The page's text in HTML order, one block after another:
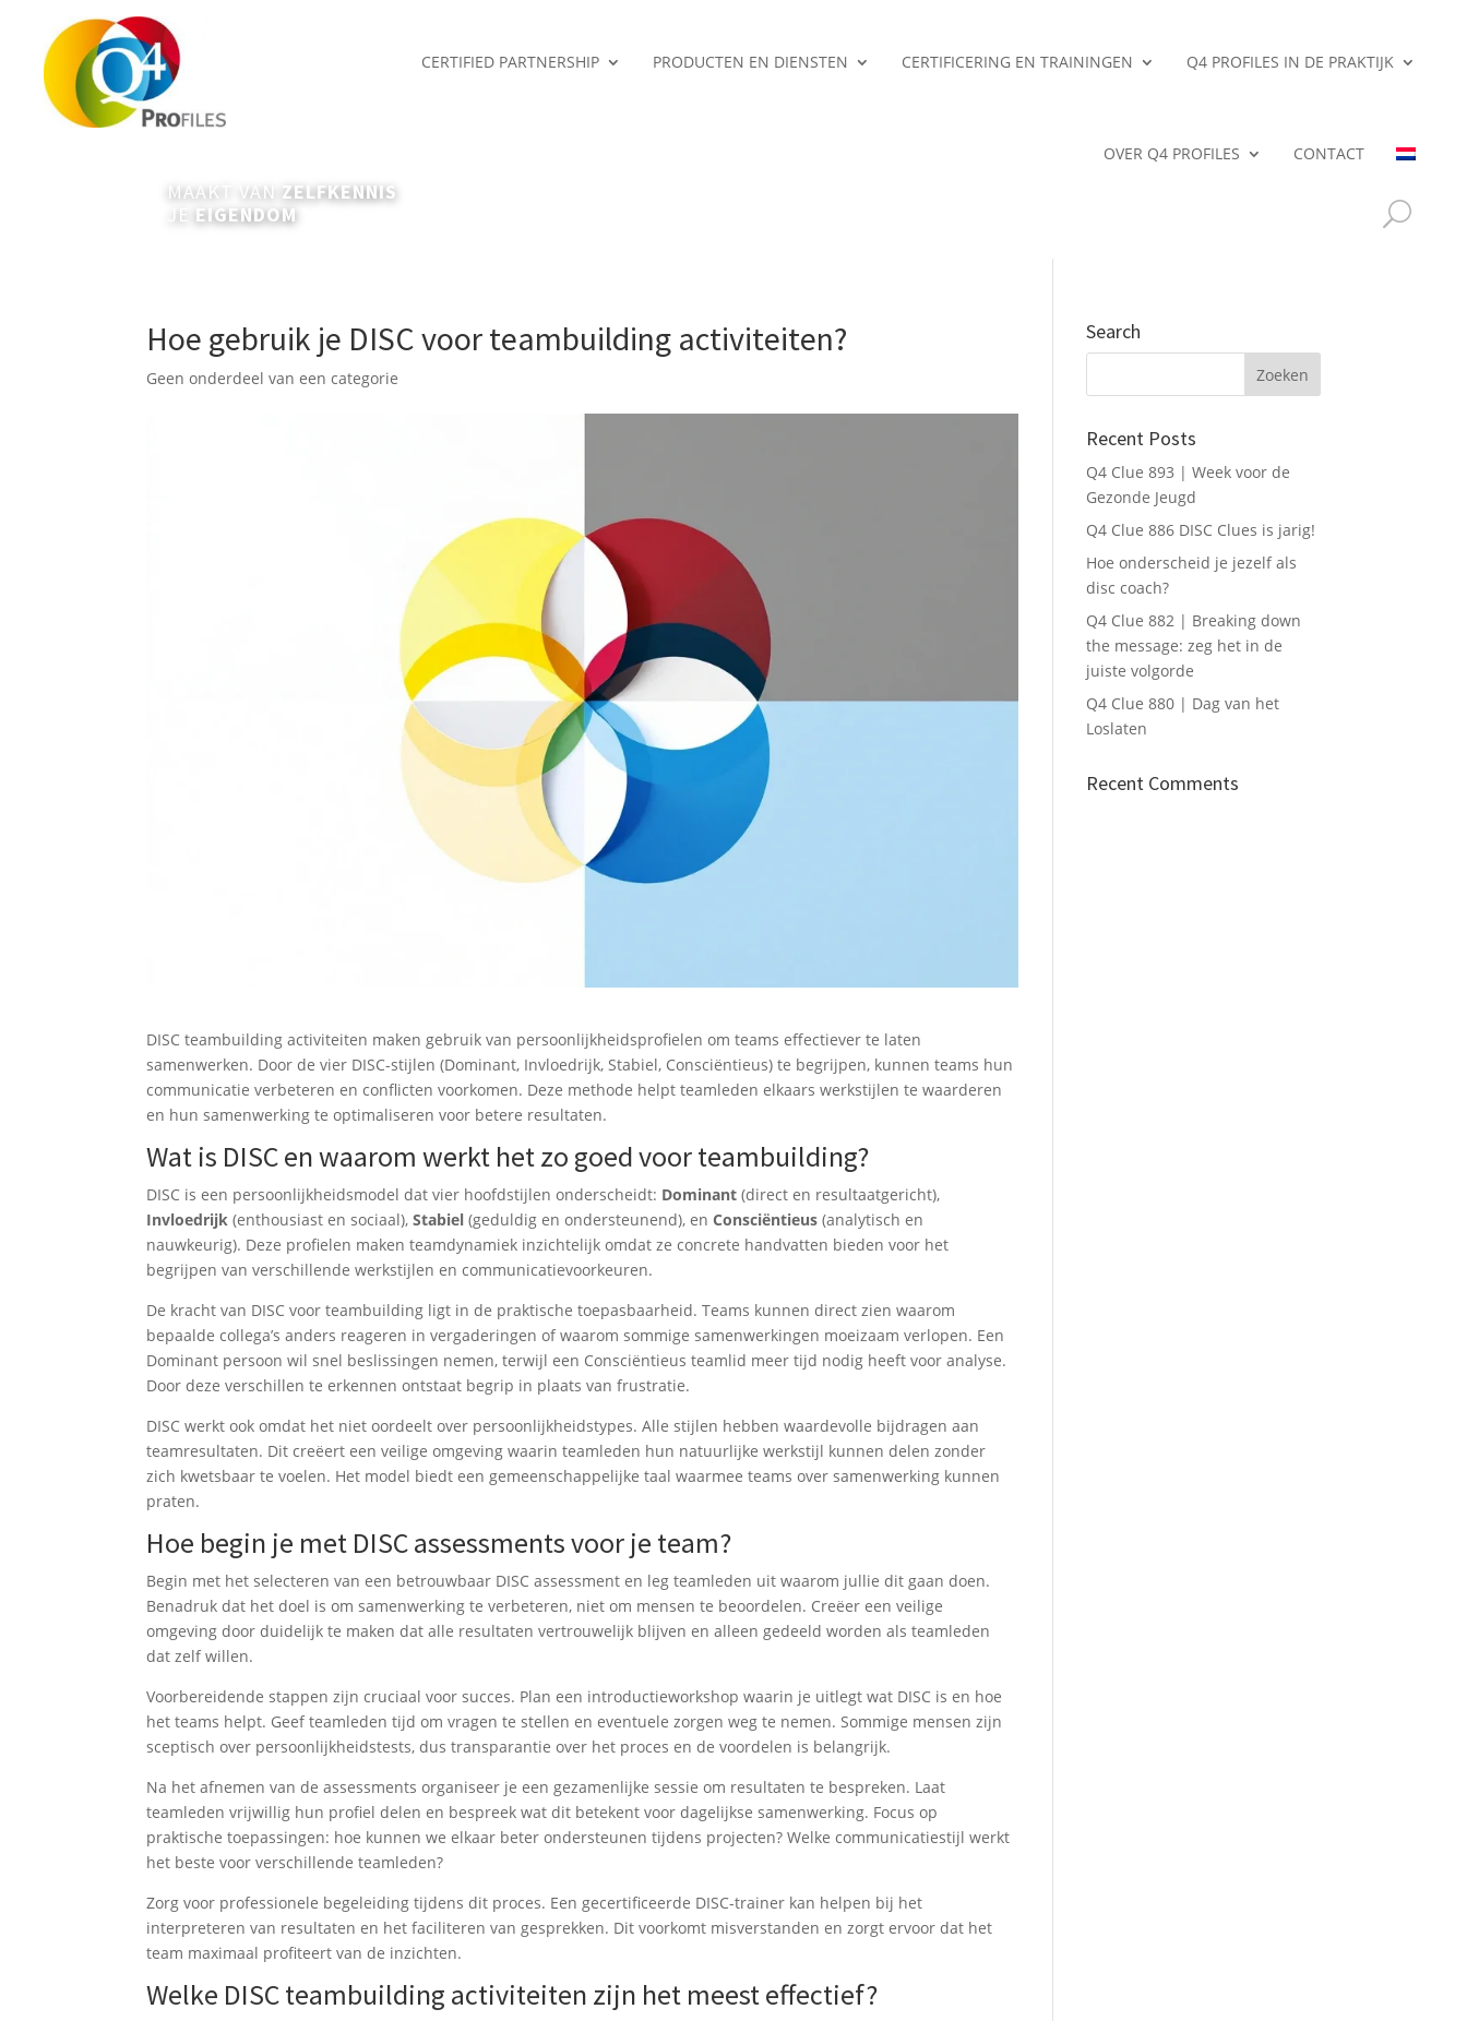
CERTIFIED PARTNERSHIP PRODUCTEN EN DIENSTEN CERTIFICERING EN TRAININGEN Q4 PROFILES IN DE PRAKTIJK
OVER Q4 PROFILES CONTACT
MAAKT VAN ZELFKENNIS
JE
EIGENDOM
Hoe gebruik je DISC voor teambuilding activiteiten?
Geen onderdeel van een categorie
DISC teambuilding activiteiten maken gebruik van persoonlijkheidsprofielen om teams effectiever te laten
samenwerken. Door de vier DISC-stijlen (Dominant, Invloedrijk, Stabiel, Consciëntieus) te begrijpen, kunnen teams hun
communicatie verbeteren en conflicten voorkomen. Deze methode helpt teamleden elkaars werkstijlen te waarderen
en hun samenwerking te optimaliseren voor betere resultaten.
Wat is DISC en waarom werkt het zo goed voor teambuilding?
DISC is een persoonlijkheidsmodel dat vier hoofdstijlen onderscheidt: Dominant (direct en resultaatgericht),
Invloedrijk (enthousiast en sociaal),Stabiel (geduldig en ondersteunend), enConsciëntieus (analytisch en
nauwkeurig). Deze profielen maken teamdynamiek inzichtelijk omdat ze concrete handvatten bieden voor het
begrijpen van verschillende werkstijlen en communicatievoorkeuren.
De kracht van DISC voor teambuilding ligt in de praktische toepasbaarheid. Teams kunnen direct zien waarom
bepaalde collega’s anders reageren in vergaderingen of waarom sommige samenwerkingen moeizaam verlopen. Een
Dominant persoon wil snel beslissingen nemen, terwijl een Consciëntieus teamlid meer tijd nodig heeft voor analyse.
Door deze verschillen te erkennen ontstaat begrip in plaats van frustratie.
DISC werkt ook omdat het niet oordeelt over persoonlijkheidstypes. Alle stijlen hebben waardevolle bijdragen aan
teamresultaten. Dit creëert een veilige omgeving waarin teamleden hun natuurlijke werkstijl kunnen delen zonder
zich kwetsbaar te voelen. Het model biedt een gemeenschappelijke taal waarmee teams over samenwerking kunnen
praten.
Hoe begin je met DISC assessments voor je team?
Begin met het selecteren van een betrouwbaar DISC assessment en leg teamleden uit waarom jullie dit gaan doen.
Benadruk dat het doel is om samenwerking te verbeteren, niet om mensen te beoordelen. Creëer een veilige
omgeving door duidelijk te maken dat alle resultaten vertrouwelijk blijven en alleen gedeeld worden als teamleden
dat zelf willen.
Voorbereidende stappen zijn cruciaal voor succes. Plan een introductieworkshop waarin je uitlegt wat DISC is en hoe
het teams helpt. Geef teamleden tijd om vragen te stellen en eventuele zorgen weg te nemen. Sommige mensen zijn
sceptisch over persoonlijkheidstests, dus transparantie over het proces en de voordelen is belangrijk.
Na het afnemen van de assessments organiseer je een gezamenlijke sessie om resultaten te bespreken. Laat
teamleden vrijwillig hun profiel delen en bespreek wat dit betekent voor dagelijkse samenwerking. Focus op
praktische toepassingen: hoe kunnen we elkaar beter ondersteunen tijdens projecten? Welke communicatiestijl werkt
het beste voor verschillende teamleden?
Zorg voor professionele begeleiding tijdens dit proces. Een gecertificeerde DISC-trainer kan helpen bij het
interpreteren van resultaten en het faciliteren van gesprekken. Dit voorkomt misverstanden en zorgt ervoor dat het
team maximaal profiteert van de inzichten.
Welke DISC teambuilding activiteiten zijn het meest effectief?
Search
Recent Posts
Q4 Clue 893 | Week voor de
Gezonde Jeugd
Q4 Clue 886 DISC Clues is jarig!
Hoe onderscheid je jezelf als
disc coach?
Q4 Clue 882 | Breaking down
the message: zeg het in de
juiste volgorde
Q4 Clue 880 | Dag van het
Loslaten
Recent Comments